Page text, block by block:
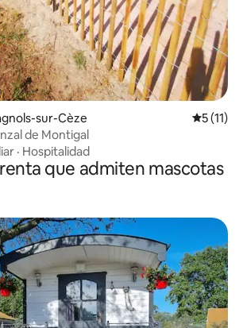
sur-Cèze
5 (11)
de Montigal
· Hospitalidad
que admiten mascotas